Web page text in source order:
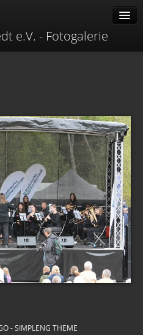
e.V. - Fotogalerie
-SIMPLENG THEME